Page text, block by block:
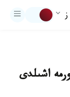
اشىلدى